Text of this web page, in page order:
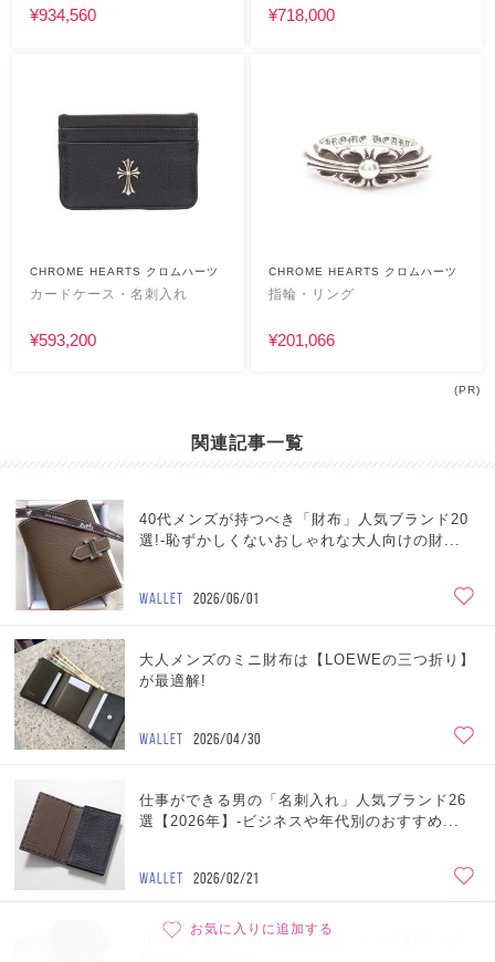
お気に入りに追加する
¥934,560 ¥718,000
CHROME HEARTS クロムハーツ
カードケース・名刺入れ
¥593,200
CHROME HEARTS クロムハーツ
指輪・リング
¥201,066
(PR)
関連記事一覧
40代メンズが持つべき「財布」人気ブランド20
選!-恥ずかしくないおしゃれな大人向けの財...
WALLET 2026/06/01
大人メンズのミニ財布は【LOEWEの三つ折り】
が最適解!
WALLET 2026/04/30
仕事ができる男の「名刺入れ」人気ブランド26
選【2026年】-ビジネスや年代別のおすすめ...
WALLET 2026/02/21
【20代】おしゃれで実用的な「メンズ財布」人